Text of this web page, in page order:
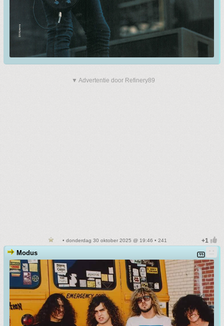
▼ Advertentie door Refinery89
• donderdag 30 oktober 2025 @ 19:46 • 241
Modus